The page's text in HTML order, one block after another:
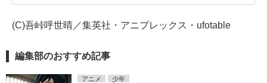
(C)吾峠呼世晴／集英社・アニプレックス・ufotable
編集部のおすすめ記事
アニメ 少年